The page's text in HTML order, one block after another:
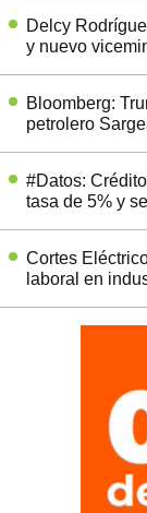
Delcy
y nuevo
Bloomberg:
petrolero
#Datos:
tasa de 5% y
Cortes
laboral en